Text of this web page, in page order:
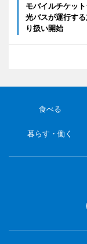
モバイルチケッ
光バスが運行す
り扱い開始
食べる
暮らす・働く